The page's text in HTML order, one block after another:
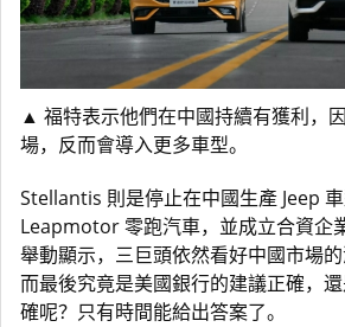
▲ 福特表示他們在中國持續有獲利，
場，反而會導入更多車型。
Stellantis 則是停止在中國生產 Jeep
Leapmotor 零跑汽車，並成立合資企
舉動顯示，三巨頭依然看好中國市場的
而最後究竟是美國銀行的建議正確，
確呢？只有時間能給出答案了。